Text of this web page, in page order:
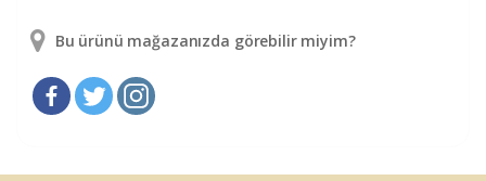
Bu ürünü mağazanızda görebilir miyim?